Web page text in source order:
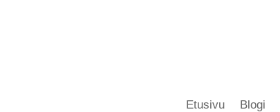
Etusivu Blogi